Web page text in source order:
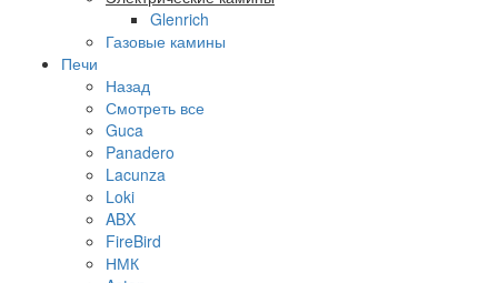
Glenrich
Газовые камины
Печи
Назад
Смотреть все
Guca
Panadero
Lacunza
Loki
ABX
FireBird
НМК